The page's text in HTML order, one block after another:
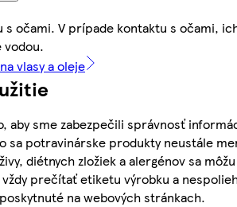
s očami. V prípade kontaktu s očami,
vodou.
vlasy a oleje
aby sme zabezpečili správnosť
sa potravinárske produkty neustále
diétnych zložiek a alergénov sa môžu
prečítať etiketu výrobku a
na webových stránkach.